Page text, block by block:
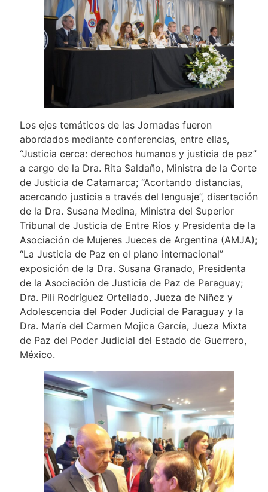
Los ejes temáticos de las Jornadas fueron
abordados mediante conferencias, entre ellas,
“Justicia cerca: derechos humanos y justicia de paz”
a cargo de la Dra. Rita Saldaño, Ministra de la Corte
de Justicia de Catamarca; “Acortando distancias,
acercando justicia a través del lenguaje”, disertación
de la Dra. Susana Medina, Ministra del Superior
Tribunal de Justicia de Entre Ríos y Presidenta de la
Asociación de Mujeres Jueces de Argentina (AMJA);
“La Justicia de Paz en el plano internacional”
exposición de la Dra. Susana Granado, Presidenta
de la Asociación de Justicia de Paz de Paraguay;
Dra. Pili Rodríguez Ortellado, Jueza de Niñez y
Adolescencia del Poder Judicial de Paraguay y la
Dra. María del Carmen Mojica García, Jueza Mixta
de Paz del Poder Judicial del Estado de Guerrero,
México.